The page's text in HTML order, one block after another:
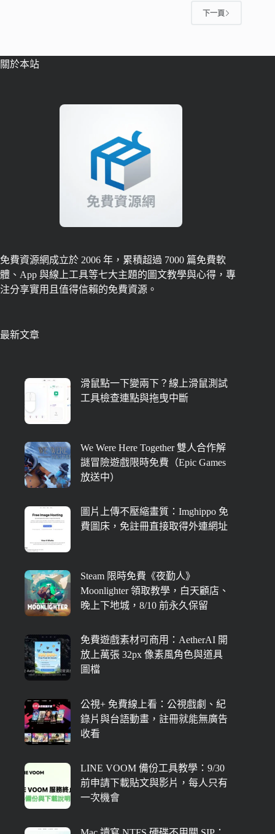
下一頁
關於本站
免費資源網成立於 2006 年，累積超過 7000 篇免費軟
體、App 與線上工具等七大主題的圖文教學與心得，專
注分享實用且值得信賴的免費資源。
最新文章
滑鼠點一下變兩下？線上滑鼠測試
工具檢查連點與拖曳中斷
We Were Here Together 雙人合作解
謎冒險遊戲限時免費（Epic Games
放送中）
圖片上傳不壓縮畫質：Imghippo 免
費圖床，免註冊直接取得外連網址
Steam 限時免費《夜勤人》
Moonlighter 領取教學，白天顧店、
晚上下地城，8/10 前永久保留
免費遊戲素材可商用：AetherAI 開
放上萬張 32px 像素風角色與道具
圖檔
公視+ 免費線上看：公視戲劇、紀
錄片與台語動畫，註冊就能無廣告
收看
LINE VOOM 備份工具教學：9/30
前申請下載貼文與影片，每人只有
一次機會